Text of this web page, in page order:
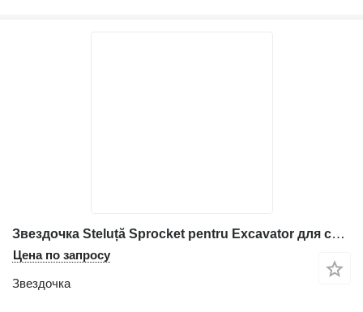
Звездочка Steluță Sprocket pentru Excavator для строительной техники Volvo
Цена по запросу
Звездочка